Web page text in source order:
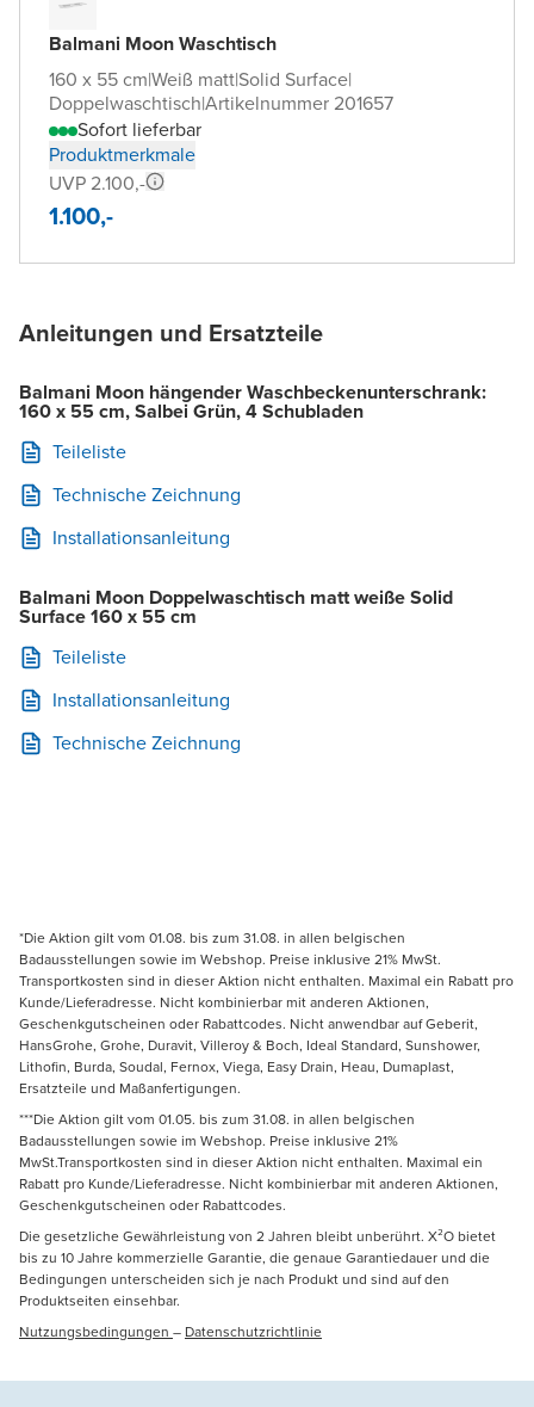
Balmani Moon Waschtisch
160 x 55 cm|Weiß matt|Solid Surface|
Doppelwaschtisch|Artikelnummer 201657
Sofort lieferbar
Produktmerkmale
UVP 2.100,-
1.100,-
Anleitungen und Ersatzteile
Balmani Moon hängender Waschbeckenunterschrank:
160 x 55 cm, Salbei Grün, 4 Schubladen
Teileliste
Technische Zeichnung
Installationsanleitung
Balmani Moon Doppelwaschtisch matt weiße Solid
Surface 160 x 55 cm
Teileliste
Installationsanleitung
Technische Zeichnung
*Die Aktion gilt vom 01.08. bis zum 31.08. in allen belgischen
Badausstellungen sowie im Webshop. Preise inklusive 21% MwSt.
Transportkosten sind in dieser Aktion nicht enthalten. Maximal ein Rabatt pro
Kunde/Lieferadresse. Nicht kombinierbar mit anderen Aktionen,
Geschenkgutscheinen oder Rabattcodes. Nicht anwendbar auf Geberit,
HansGrohe, Grohe, Duravit, Villeroy & Boch, Ideal Standard, Sunshower,
Lithofin, Burda, Soudal, Fernox, Viega, Easy Drain, Heau, Dumaplast,
Ersatzteile und Maßanfertigungen.
***Die Aktion gilt vom 01.05. bis zum 31.08. in allen belgischen
Badausstellungen sowie im Webshop. Preise inklusive 21%
MwSt.Transportkosten sind in dieser Aktion nicht enthalten. Maximal ein
Rabatt pro Kunde/Lieferadresse. Nicht kombinierbar mit anderen Aktionen,
Geschenkgutscheinen oder Rabattcodes.
Die gesetzliche Gewährleistung von 2 Jahren bleibt unberührt. X²O bietet
bis zu 10 Jahre kommerzielle Garantie, die genaue Garantiedauer und die
Bedingungen unterscheiden sich je nach Produkt und sind auf den
Produktseiten einsehbar.
Nutzungsbedingungen – Datenschutzrichtlinie